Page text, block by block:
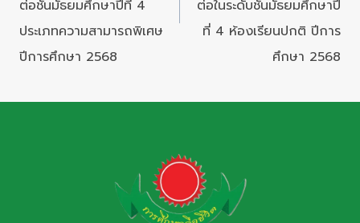
ต่อชั้นมัธยมศึกษาปีที่ 4
ประเภทความสามารถพิเศษ
ปีการศึกษา 2568
ต่อในระดับชั้นมัธยมศึกษาปี
ที่ 4 ห้องเรียนปกติ ปีการ
ศึกษา 2568